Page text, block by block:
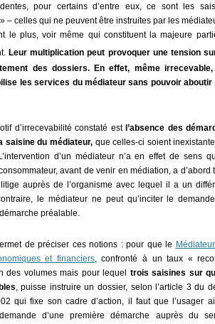
pour certains d’entre eux, ce sont les
– celles qui ne peuvent être instruites par les
le plus, voir même qui constituent la majeure
Leur multiplication peut provoquer une tension
des dossiers. En effet, même irrecevable,
les services du médiateur sans pouvoir aboutir
d’irrecevabilité constaté est l’absence des
saisine du médiateur, que celles-ci soient
d’un médiateur n’a en effet de sens
avant de venir en médiation, a d’abord
auprès de l’organisme avec lequel il a un
le médiateur ne peut qu’inciter le
préalable.
de préciser ces notions : pour que le
et financiers, confronté à un taux «
des volumes mais pour lequel trois saisines sur
, puisse instruire un dossier, selon l’article 3 du
qui fixe son cadre d’action, il faut que l’usager
d’une première démarche auprès du